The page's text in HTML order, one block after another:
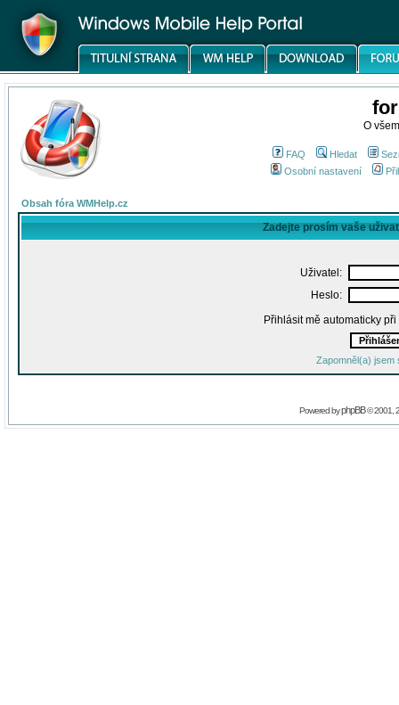
O
FAQ Hledat
Osobní nastavení
Obsah fóra WMHelp.cz
Zadejte prosím vaše
Uživatel:
Heslo:
Přihlásit mě automaticky
Zapomněl(a) jsem
Powered byphpBB© 2001,